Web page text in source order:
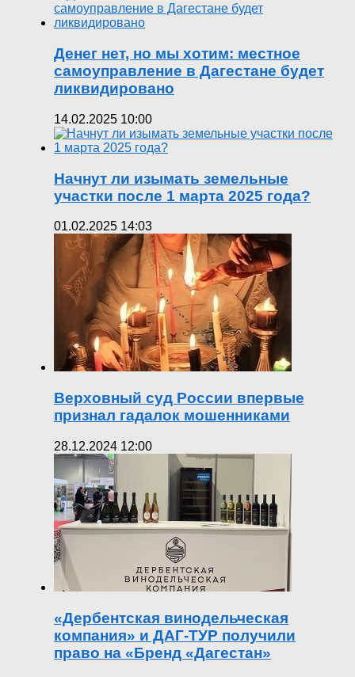
Денег нет, но мы хотим: местное
самоуправление в Дагестане будет
ликвидировано
14.02.2025 10:00
Начнут ли изымать земельные
участки после 1 марта 2025 года?
01.02.2025 14:03
Верховный суд России впервые
признал гадалок мошенниками
28.12.2024 12:00
«Дербентская винодельческая
компания» и ДАГ-ТУР получили
право на «Бренд «Дагестан»